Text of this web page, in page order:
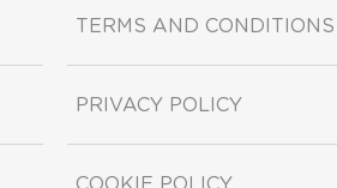
TERMS AND CONDITIONS
PRIVACY POLICY
COOKIE POLICY